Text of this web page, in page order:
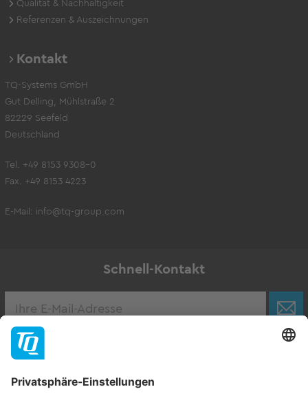
Qualität & Nachhaltigkeit
Referenzen & Auszeichnungen
Kontakt
TQ-Systems GmbH
Gut Delling, Mühlstraße 2
82229 Seefeld
Deutschland
Tel. +49 8153 9308-0
Fax. +49 8153 4223
E-Mail: info@tq-group.com
Schnell-Kontakt